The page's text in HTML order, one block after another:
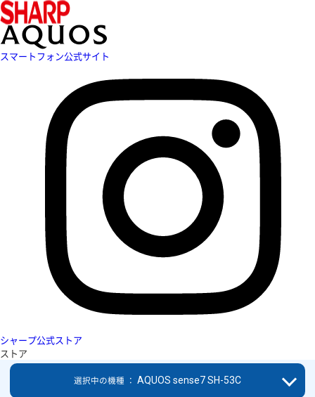
スマートフォン公式サイト
シャープ公式ストア
ストア
選択中の機種 ： AQUOS sense7 SH-53C